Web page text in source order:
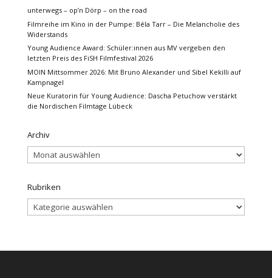
unterwegs – op’n Dörp – on the road
Filmreihe im Kino in der Pumpe: Béla Tarr – Die Melancholie des
Widerstands
Young Audience Award: Schüler:innen aus MV vergeben den
letzten Preis des FiSH Filmfestival 2026
MOIN Mittsommer 2026: Mit Bruno Alexander und Sibel Kekilli auf
Kampnagel
Neue Kuratorin für Young Audience: Dascha Petuchow verstärkt
die Nordischen Filmtage Lübeck
Archiv
Archiv
Rubriken
Rubriken